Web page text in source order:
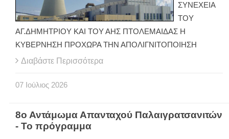
ΣΥΝΕΧΕΙΑ
ΤΟΥ
ΑΓ.ΔΗΜΗΤΡΙΟΥ ΚΑΙ ΤΟΥ ΑΗΣ ΠΤΟΛΕΜΑΙΔΑΣ Η
ΚΥΒΕΡΝΗΣΗ ΠΡΟΧΩΡΑ ΤΗΝ ΑΠΟΛΙΓΝΙΤΟΠΟΙΗΣΗ
Διαβάστε Περισσότερα
07 Ιούλιος 2026
8ο Αντάμωμα Απανταχού Παλαιγρατσανιτών
- Το πρόγραμμα